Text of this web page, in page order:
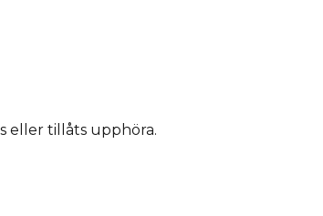
eller tillåts upphöra.